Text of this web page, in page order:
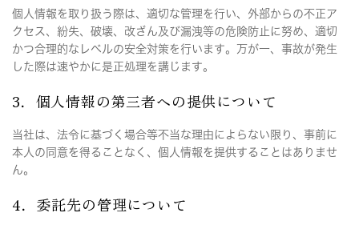
個人情報を取り扱う際は、適切な管理を行い、外部からの不正ア
クセス、紛失、破壊、改ざん及び漏洩等の危険防止に努め、適切
かつ合理的なレベルの安全対策を行います。万が一、事故が発生
した際は速やかに是正処理を講じます。
3．個人情報の第三者への提供について
当社は、法令に基づく場合等不当な理由によらない限り、事前に
本人の同意を得ることなく、個人情報を提供することはありませ
ん。
4．委託先の管理について